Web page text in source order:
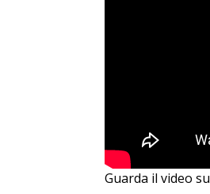
Guarda il video su